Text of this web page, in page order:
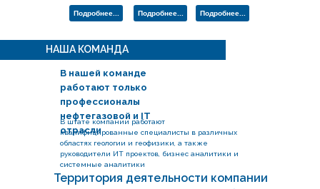
Подробнее... Подробнее... Подробнее...
НАША КОМАНДА
Территория деятельности компании
В нашей команде
работают только
профессионалы
нефтегазовой и IT
отрасли
В штате компании работают
квалифицированные специалисты в различных
областях геологии и геофизики, а также
руководители ИТ проектов, бизнес аналитики и
системные аналитики